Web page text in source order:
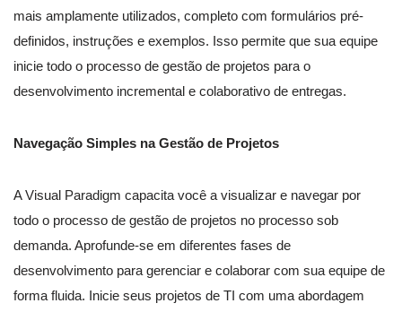
mais amplamente utilizados, completo com formulários pré-
definidos, instruções e exemplos. Isso permite que sua equipe
inicie todo o processo de gestão de projetos para o
desenvolvimento incremental e colaborativo de entregas.
Navegação Simples na Gestão de Projetos
A Visual Paradigm capacita você a visualizar e navegar por
todo o processo de gestão de projetos no processo sob
demanda. Aprofunde-se em diferentes fases de
desenvolvimento para gerenciar e colaborar com sua equipe de
forma fluida. Inicie seus projetos de TI com uma abordagem